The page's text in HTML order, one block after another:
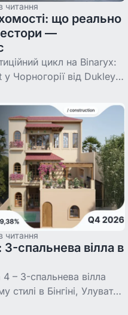
читання
що реально
—
цикл на Binaryx:
Чорногорії від Dukley
інвестори, $385K
читання
3-спальнева вілла в
– 3-спальнева вілла
стилі в Бінгіні, Улувату.